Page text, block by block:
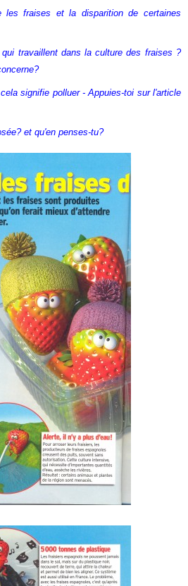
fraises et la disparition de certaines
travaillent dans la culture des fraises ?
signifie polluer - Appuies-toi sur l'article
et qu'en penses-tu?